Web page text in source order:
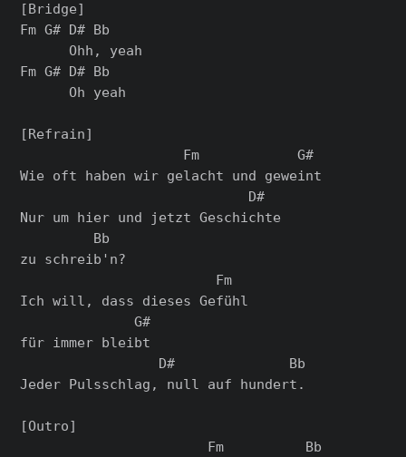
[Bridge]
Fm G# D# Bb
      Ohh, yeah
Fm G# D# Bb
      Oh yeah
[Refrain]
                    Fm            G#
Wie oft haben wir gelacht und geweint
                            D#
Nur um hier und jetzt Geschichte
         Bb
zu schreib'n?
                        Fm
Ich will, dass dieses Gefühl
              G#
für immer bleibt
                 D#              Bb
Jeder Pulsschlag, null auf hundert.
[Outro]
                       Fm          Bb